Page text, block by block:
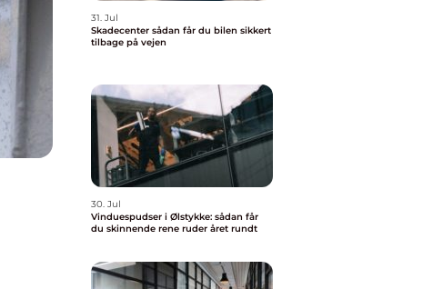
31. Jul
Skadecenter sådan får du bilen sikkert
tilbage på vejen
30. Jul
Vinduespudser i Ølstykke: sådan får
du skinnende rene ruder året rundt